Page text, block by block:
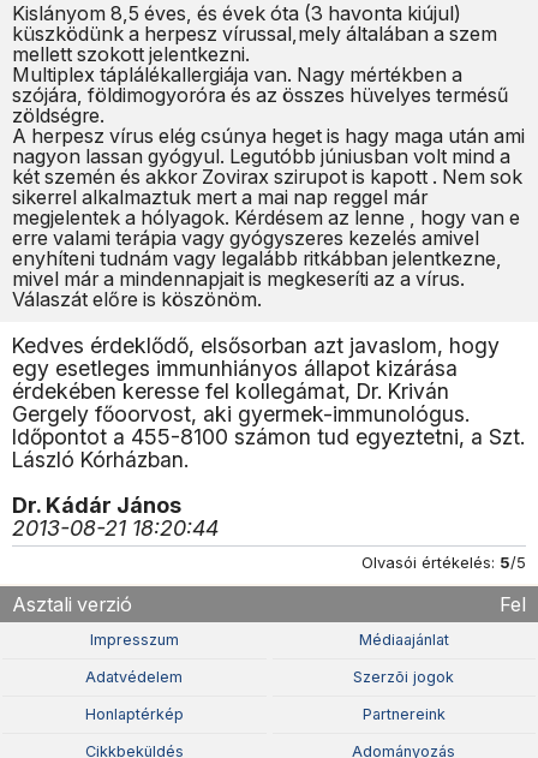
Kislányom 8,5 éves, és évek óta (3 havonta kiújul)
küszködünk a herpesz vírussal,mely általában a szem
mellett szokott jelentkezni.
Multiplex táplálékallergiája van. Nagy mértékben a
szójára, földimogyoróra és az összes hüvelyes termésű
zöldségre.
A herpesz vírus elég csúnya heget is hagy maga után ami
nagyon lassan gyógyul. Legutóbb júniusban volt mind a
két szemén és akkor Zovirax szirupot is kapott . Nem sok
sikerrel alkalmaztuk mert a mai nap reggel már
megjelentek a hólyagok. Kérdésem az lenne , hogy van e
erre valami terápia vagy gyógyszeres kezelés amivel
enyhíteni tudnám vagy legalább ritkábban jelentkezne,
mivel már a mindennapjait is megkeseríti az a vírus.
Válaszát előre is köszönöm.
Kedves érdeklődő, elsősorban azt javaslom, hogy
egy esetleges immunhiányos állapot kizárása
érdekében keresse fel kollegámat, Dr. Kriván
Gergely főoorvost, aki gyermek-immunológus.
Időpontot a 455-8100 számon tud egyeztetni, a Szt.
László Kórházban.
Dr. Kádár János
2013-08-21 18:20:44
Olvasói értékelés: 5/5
Asztali verzió Fel
Impresszum Médiaajánlat
Adatvédelem Szerzõi jogok
Honlaptérkép Partnereink
Cikkbeküldés Adományozás